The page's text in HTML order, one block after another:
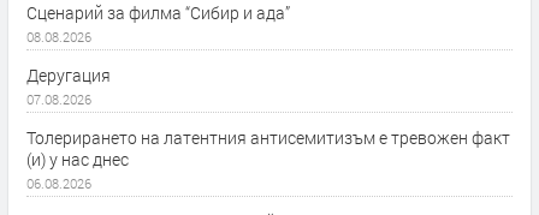
Сценарий за филма “Сибир и ада”
08.08.2026
Деругация
07.08.2026
Толерирането на латентния антисемитизъм е тревожен факт
(и) у нас днес
06.08.2026